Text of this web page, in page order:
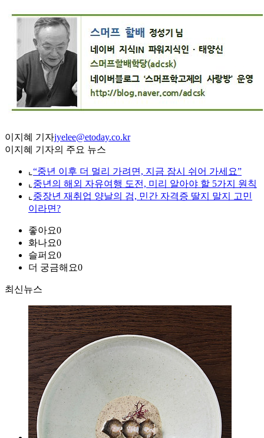
이지혜 기자jyelee@etoday.co.kr
이지혜 기자의 주요 뉴스
⌞ “중년 이후 더 멀리 가려면, 지금 잠시 쉬어 가세요”
⌞ 중년의 해외 자유여행 도전, 미리 알아야 할 5가지 원칙
⌞ 중장년 재취업 양날의 검, 민간 자격증 딸지 말지 고민
이라면?
좋아요0
화나요0
슬퍼요0
더 궁금해요0
최신뉴스